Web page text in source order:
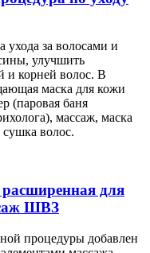
ухода за волосами и
улучшить
и корней волос. В
маска для кожи
(паровая баня
массаж, маска
волос.
для
ШВЗ
процедуры добавлен